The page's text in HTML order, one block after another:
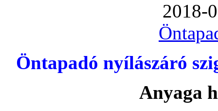
2018-
Öntapadó nyílászáró
Anyaga